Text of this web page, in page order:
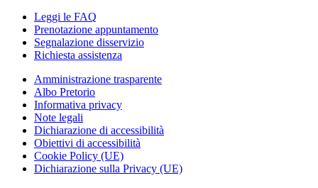
Leggi le FAQ
Prenotazione appuntamento
Segnalazione disservizio
Richiesta assistenza
Amministrazione trasparente
Albo Pretorio
Informativa privacy
Note legali
Dichiarazione di accessibilità
Obiettivi di accessibilità
Cookie Policy (UE)
Dichiarazione sulla Privacy (UE)